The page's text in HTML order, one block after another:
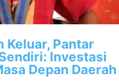
Keluar, Pantar
Investasi
Depan Daerah